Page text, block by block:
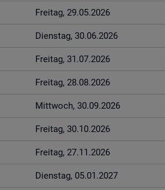
Frei­tag, 29.05.2026
Diens­tag, 30.06.2026
Frei­tag, 31.07.2026
Frei­tag, 28.08.2026
Mitt­woch, 30.09.2026
Frei­tag, 30.10.2026
Frei­tag, 27.11.2026
Diens­tag, 05.01.2027